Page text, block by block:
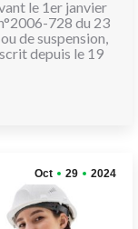
le 1er janvier
728 du 23
de suspension,
depuis le 19
Oct 29 2024